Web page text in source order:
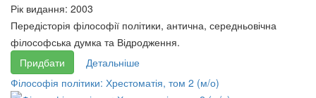
Практичний курс української
мови для іноземців: усне
мовлення.
240 грн.
Технологія наукових
240 грн.
Рік видання: 2003
Передісторія філософії політики, антична, середньовічна
філософська думка та Відродження.
Придбати
Детальніше
Філософія політики: Хрестоматія, том 2 (м/о)